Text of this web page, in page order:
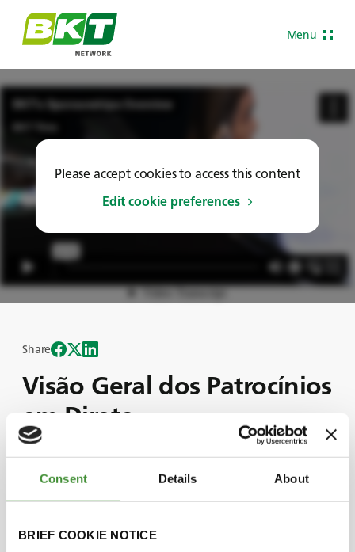
Consent Details About
BRIEF COOKIE NOTICE
Menu
Please accept cookies to access this content
Edit cookie preferences
Visão Geral dos Patrocínios
em Direto
Share
Na BKT, a nossa estratégia de patrocínio está
Neste episódio, apresentamos um panorama